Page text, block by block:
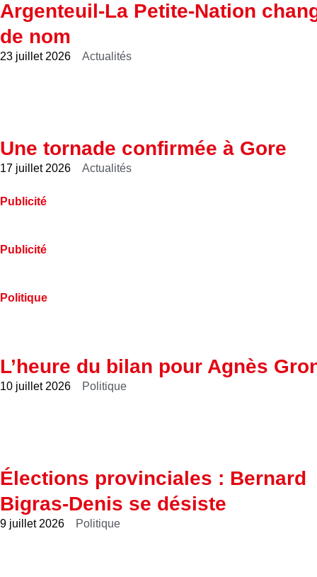
Argenteuil-La Petite-Nation
de nom
23 juillet 2026 Actualités
Une tornade confirmée à Gore
17 juillet 2026 Actualités
Publicité
Publicité
Politique
L’heure du bilan pour Agnès
10 juillet 2026 Politique
Élections provinciales : Bernard
Bigras-Denis se désiste
9 juillet 2026 Politique